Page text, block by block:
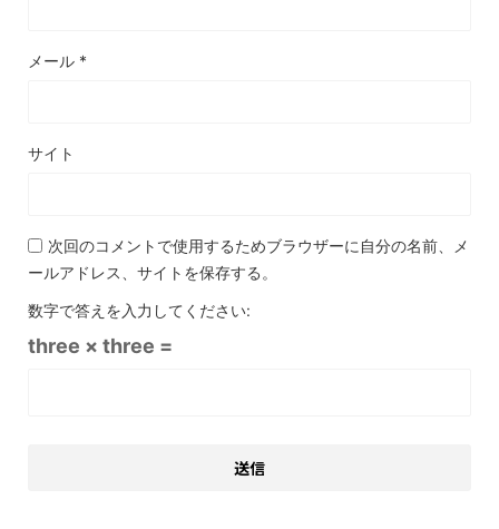
メール *
サイト
次回のコメントで使用するためブラウザーに自分の名前、メ
ールアドレス、サイトを保存する。
数字で答えを入力してください:
three × three =